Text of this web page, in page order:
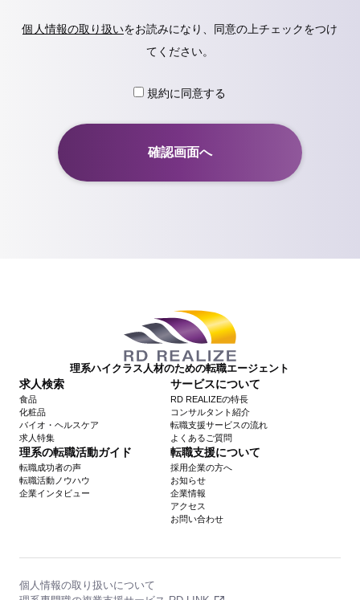
個人情報の取り扱いをお読みになり、同意の上チェックをつけ
てください。
規約に同意する
理系ハイクラス人材のための転職エージェント
求人検索
食品
化粧品
バイオ・ヘルスケア
求人特集
サービスについて
RD REALIZEの特長
コンサルタント紹介
転職支援サービスの流れ
よくあるご質問
理系の転職活動ガイド
転職成功者の声
転職活動ノウハウ
企業インタビュー
転職支援について
採用企業の方へ
お知らせ
企業情報
アクセス
お問い合わせ
個人情報の取り扱いについて